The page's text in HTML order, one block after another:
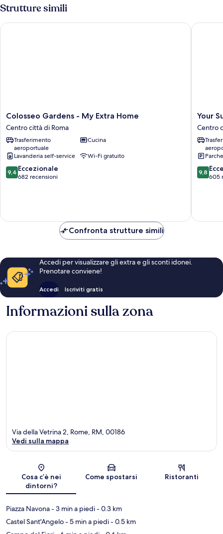
Strutture simili
Colosseo
Gardens
-
My
Extra
Home
Centro
città
Colosseo Gardens - My Extra Home
Centro città di Roma
Trasferimento
aeroportuale
Cucina
Lavanderia self-service
Wi-Fi gratuito
9.4
su
9,4 Eccezionale
682 recensioni
Colosseo Gardens - My Extra Home
Your
Suite
Rome
Centro
città
di
Roma
Your
Centro
9.8
su
9,8
605
Your
Confronta strutture simili
Accedi per visualizzare gli extra e gli sconti idonei.
Prenotare conviene!
Accedi Iscriviti gratis
Informazioni sulla zona
Mappa
Via della Vetrina 2, Rome, RM, 00186
Vedi sulla mappa
Cosa c’è nei
dintorni?
Come spostarsi Ristoranti
Piazza Navona- 3 min a piedi- 0.3 km
Castel Sant'Angelo- 5 min a piedi- 0.5 km